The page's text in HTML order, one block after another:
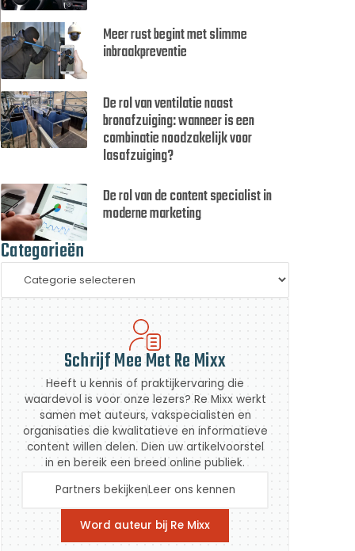
Meer rust begint met slimme
inbraakpreventie
De rol van ventilatie naast
bronafzuiging: wanneer is een
combinatie noodzakelijk voor
lasafzuiging?
De rol van de content specialist in
moderne marketing
Categorieën
Schrijf Mee Met Re Mixx
Heeft u kennis of praktijkervaring die
waardevol is voor onze lezers? Re Mixx werkt
samen met auteurs, vakspecialisten en
organisaties die kwalitatieve en informatieve
content willen delen. Dien uw artikelvoorstel
in en bereik een breed online publiek.
Partners bekijkenLeer ons kennen
Word auteur bij Re Mixx